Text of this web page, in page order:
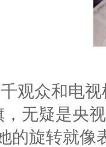
观众和电
，无疑是央
旋转就像